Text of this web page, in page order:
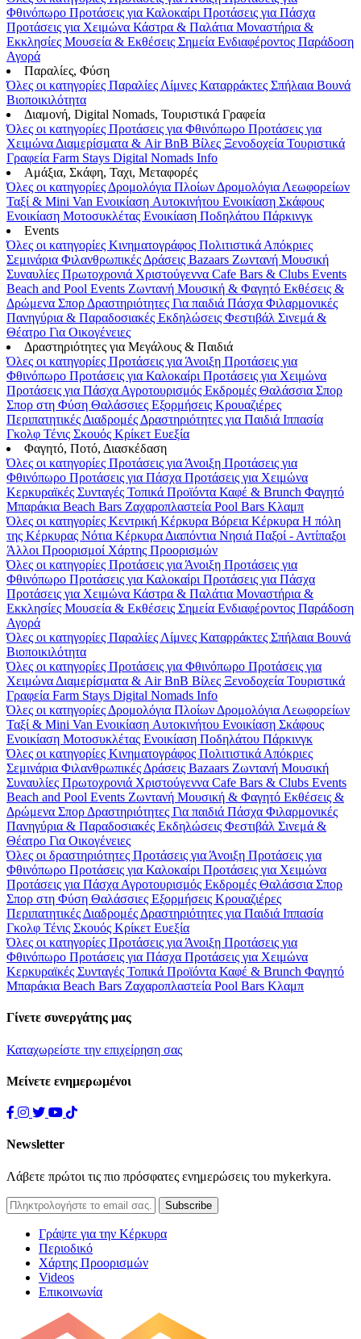
Φθινόπωρο Προτάσεις για Καλοκαίρι Προτάσεις για Πάσχα
Προτάσεις για Χειμώνα Κάστρα & Παλάτια Μοναστήρια &
Εκκλησίες Μουσεία & Εκθέσεις Σημεία Ενδιαφέροντος Παράδοση
Αγορά
Παραλίες, Φύση
Όλες οι κατηγορίες Παραλίες Λίμνες Καταρράκτες Σπήλαια Βουνά
Βιοποικιλότητα
Διαμονή, Digital Nomads, Τουριστικά Γραφεία
Όλες οι κατηγορίες Προτάσεις για Φθινόπωρο Προτάσεις για
Χειμώνα Διαμερίσματα & Air BnB Βίλες Ξενοδοχεία Τουριστικά
Γραφεία Farm Stays Digital Nomads Info
Αμάξια, Σκάφη, Ταχι, Μεταφορές
Όλες οι κατηγορίες Δρομολόγια Πλοίων Δρομολόγια Λεωφορείων
Ταξί & Μini Van Ενοικίαση Aυτοκινήτου Ενοικίαση Σκάφους
Ενοικίαση Μοτοσυκλέτας Ενοικίαση Ποδηλάτου Πάρκινγκ
Events
Όλες οι κατηγορίες Κινηματογράφος Πολιτιστικά Απόκριες
Σεμινάρια Φιλανθρωπικές Δράσεις Bazaars Ζωντανή Μουσική
Συναυλίες Πρωτοχρονιά Χριστούγεννα Cafe Bars & Clubs Events
Beach and Pool Events Ζωντανή Μουσική & Φαγητό Εκθέσεις &
Δρώμενα Σπορ Δραστηριότητες Για παιδιά Πάσχα Φιλαρμονικές
Πανηγύρια & Παραδοσιακές Εκδηλώσεις Φεστιβάλ Σινεμά &
Θέατρο Για Οικογένειες
Δραστηριότητες για Μεγάλους & Παιδιά
Όλες οι κατηγορίες Προτάσεις για Άνοιξη Προτάσεις για
Φθινόπωρο Προτάσεις για Καλοκαίρι Προτάσεις για Χειμώνα
Προτάσεις για Πάσχα Αγροτουρισμός Εκδρομές Θαλάσσια Σπορ
Σπορ στη Φύση Θαλάσσιες Εξορμήσεις Κρουαζιέρες
Περιπατητικές Διαδρομές Δραστηριότητες για Παιδιά Ιππασία
Γκολφ Τένις Σκουός Κρίκετ Ευεξία
Φαγητό, Ποτό, Διασκέδαση
Όλες οι κατηγορίες Προτάσεις για Άνοιξη Προτάσεις για
Φθινόπωρο Προτάσεις για Πάσχα Προτάσεις για Χειμώνα
Κερκυραϊκές Συνταγές Τοπικά Προϊόντα Καφέ & Brunch Φαγητό
Μπαράκια Beach Bars Ζαχαροπλαστεία Pool Bars Κλαμπ
Όλες οι κατηγορίες Κεντρική Κέρκυρα Βόρεια Κέρκυρα Η πόλη
της Κέρκυρας Νότια Κέρκυρα Διαπόντια Νησιά Παξοί - Αντίπαξοι
Άλλοι Προορισμοί Χάρτης Προορισμών
Όλες οι κατηγορίες Προτάσεις για Άνοιξη Προτάσεις για
Φθινόπωρο Προτάσεις για Καλοκαίρι Προτάσεις για Πάσχα
Προτάσεις για Χειμώνα Κάστρα & Παλάτια Μοναστήρια &
Εκκλησίες Μουσεία & Εκθέσεις Σημεία Ενδιαφέροντος Παράδοση
Αγορά
Όλες οι κατηγορίες Παραλίες Λίμνες Καταρράκτες Σπήλαια Βουνά
Βιοποικιλότητα
Όλες οι κατηγορίες Προτάσεις για Φθινόπωρο Προτάσεις για
Χειμώνα Διαμερίσματα & Air BnB Βίλες Ξενοδοχεία Τουριστικά
Γραφεία Farm Stays Digital Nomads Info
Όλες οι κατηγορίες Δρομολόγια Πλοίων Δρομολόγια Λεωφορείων
Ταξί & Μini Van Ενοικίαση Aυτοκινήτου Ενοικίαση Σκάφους
Ενοικίαση Μοτοσυκλέτας Ενοικίαση Ποδηλάτου Πάρκινγκ
Όλες οι κατηγορίες Κινηματογράφος Πολιτιστικά Απόκριες
Σεμινάρια Φιλανθρωπικές Δράσεις Bazaars Ζωντανή Μουσική
Συναυλίες Πρωτοχρονιά Χριστούγεννα Cafe Bars & Clubs Events
Beach and Pool Events Ζωντανή Μουσική & Φαγητό Εκθέσεις &
Δρώμενα Σπορ Δραστηριότητες Για παιδιά Πάσχα Φιλαρμονικές
Πανηγύρια & Παραδοσιακές Εκδηλώσεις Φεστιβάλ Σινεμά &
Θέατρο Για Οικογένειες
Όλες οι δραστηριότητες Προτάσεις για Άνοιξη Προτάσεις για
Φθινόπωρο Προτάσεις για Καλοκαίρι Προτάσεις για Χειμώνα
Προτάσεις για Πάσχα Αγροτουρισμός Εκδρομές Θαλάσσια Σπορ
Σπορ στη Φύση Θαλάσσιες Εξορμήσεις Κρουαζιέρες
Περιπατητικές Διαδρομές Δραστηριότητες για Παιδιά Ιππασία
Γκολφ Τένις Σκουός Κρίκετ Ευεξία
Όλες οι κατηγορίες Προτάσεις για Άνοιξη Προτάσεις για
Φθινόπωρο Προτάσεις για Πάσχα Προτάσεις για Χειμώνα
Κερκυραϊκές Συνταγές Τοπικά Προϊόντα Καφέ & Brunch Φαγητό
Μπαράκια Beach Bars Ζαχαροπλαστεία Pool Bars Κλαμπ
Γίνετε συνεργάτης μας
Καταχωρείστε την επιχείρηση σας
Μείνετε ενημερωμένοι
Newsletter
Λάβετε πρώτοι τις πιο πρόσφατες ενημερώσεις του mykerkyra.
Γράψτε για την Κέρκυρα
Περιοδικό
Χάρτης Προορισμών
Videos
Επικοινωνία